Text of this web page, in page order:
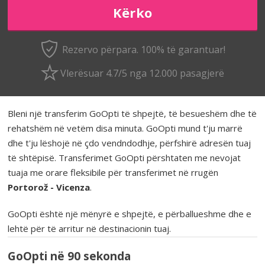
Rezervo përpara. 100% të garantuar!
Vlerësuar 4.7/5 nga 12.000 pasagjerë
Bleni një transferim GoOpti të shpejtë, të besueshëm dhe të
rehatshëm në vetëm disa minuta. GoOpti mund t'ju marrë
dhe t'ju lëshojë në çdo vendndodhje, përfshirë adresën tuaj
të shtëpisë. Transferimet GoOpti përshtaten me nevojat
tuaja me orare fleksibile për transferimet në rrugën
Portorož - Vicenza.
GoOpti është një mënyrë e shpejtë, e përballueshme dhe e
lehtë për të arritur në destinacionin tuaj.
GoOpti në 90 sekonda